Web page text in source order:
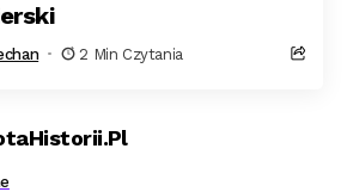
2 Min Czytania